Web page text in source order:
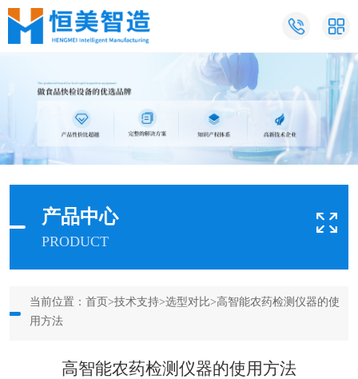
产品中心
PRODUCT
当前位置： 首页 >技术支持>选型对比>高智能农药检测仪器的使
用方法
高智能农药检测仪器的使用方法